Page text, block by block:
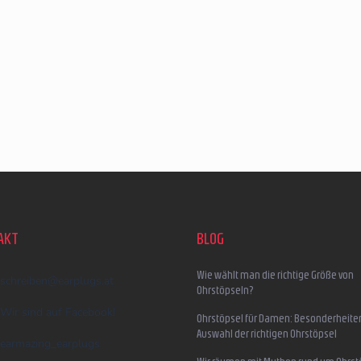
schreiben @ earplugs.at
Wir sind auf Facebook!
earmazing_earplugs
BLOG
Wie wählt man die richtige Größe von
Ohrstöpseln?
Ohrstöpsel für Damen:
Auswahl der richtigen Ohrstöpsel